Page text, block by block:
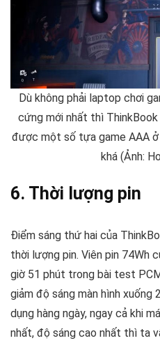
Dù không phải laptop chơi
cứng mới nhất thì
được một số tựa game AAA
khá (Ảnh:
6. Thời lượng pin
Điểm sáng thứ hai của
thời lượng pin. Viên pin 74Wh
giờ 51 phút trong bài test
giảm độ sáng màn hình xuống
dụng hàng ngày, ngay cả khi
nhất, độ sáng cao nhất thì ta